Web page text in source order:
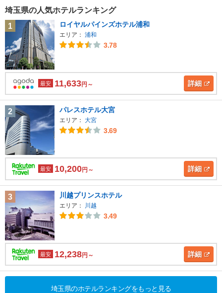
埼玉県の人気ホテルランキング
1
ロイヤルパインズホテル浦和
エリア： 浦和
3.78
最安 11,633円～ 詳細
2 パレスホテル大宮
エリア： 大宮
3.69
最安 10,200円～ 詳細
3 川越プリンスホテル
エリア： 川越
3.49
最安 12,238円～ 詳細
埼玉県のホテルランキングをもっと見る